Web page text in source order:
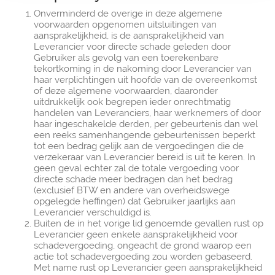
Onverminderd de overige in deze algemene
voorwaarden opgenomen uitsluitingen van
aansprakelijkheid, is de aansprakelijkheid van
Leverancier voor directe schade geleden door
Gebruiker als gevolg van een toerekenbare
tekortkoming in de nakoming door Leverancier van
haar verplichtingen uit hoofde van de overeenkomst
of deze algemene voorwaarden, daaronder
uitdrukkelijk ook begrepen ieder onrechtmatig
handelen van Leveranciers, haar werknemers of door
haar ingeschakelde derden, per gebeurtenis dan wel
een reeks samenhangende gebeurtenissen beperkt
tot een bedrag gelijk aan de vergoedingen die de
verzekeraar van Leverancier bereid is uit te keren. In
geen geval echter zal de totale vergoeding voor
directe schade meer bedragen dan het bedrag
(exclusief BTW en andere van overheidswege
opgelegde heffingen) dat Gebruiker jaarlijks aan
Leverancier verschuldigd is.
Buiten de in het vorige lid genoemde gevallen rust op
Leverancier geen enkele aansprakelijkheid voor
schadevergoeding, ongeacht de grond waarop een
actie tot schadevergoeding zou worden gebaseerd.
Met name rust op Leverancier geen aansprakelijkheid